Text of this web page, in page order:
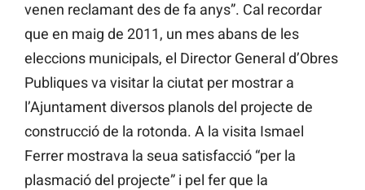
venen reclamant des de fa anys”. Cal recordar
que en maig de 2011, un mes abans de les
eleccions municipals, el Director General d’Obres
Publiques va visitar la ciutat per mostrar a
l’Ajuntament diversos planols del projecte de
construcció de la rotonda. A la visita Ismael
Ferrer mostrava la seua satisfacció “per la
plasmació del projecte” i pel fer que la